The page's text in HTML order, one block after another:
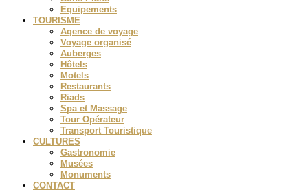
Equipements
TOURISME
Agence de voyage
Voyage organisé
Auberges
Hôtels
Motels
Restaurants
Riads
Spa et Massage
Tour Opérateur
Transport Touristique
CULTURES
Gastronomie
Musées
Monuments
CONTACT